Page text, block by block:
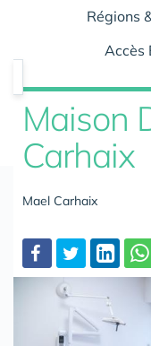
Régions
Accès
Maison
Carhaix
Mael Carhaix
Partager